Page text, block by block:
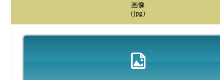
画像
（jpg）